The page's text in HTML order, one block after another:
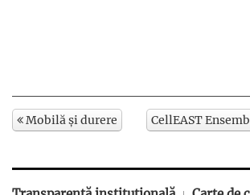
Mobilă și durere CellEAST